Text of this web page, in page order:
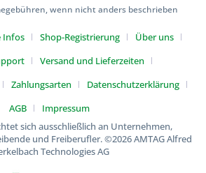
wenn nicht anders beschrieben
Infos Shop-Registrierung
Über uns
Versand und Lieferzeiten
Zahlungsarten
Datenschutzerklärung
AGB
Impressum
sich ausschließlich an Unternehmen,
und Freiberufler.©2026 AMTAG Alfred
Technologies AG